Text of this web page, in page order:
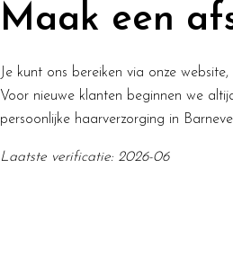
Maak een
Je kunt ons bereiken via onze
Voor nieuwe klanten beginnen we
persoonlijke haarverzorging in
Laatste verificatie: 2026-06